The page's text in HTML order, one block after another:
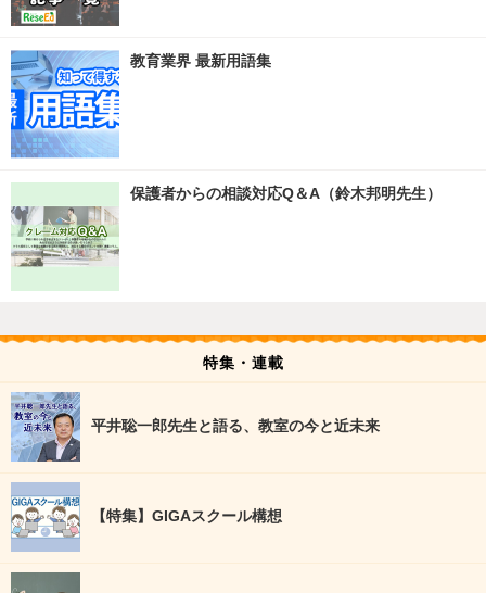
教育業界 最新用語集
保護者からの相談対応Q＆A（鈴木邦明先生）
特集・連載
平井聡一郎先生と語る、教室の今と近未来
【特集】GIGAスクール構想